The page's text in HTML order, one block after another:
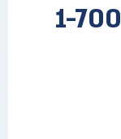
1-